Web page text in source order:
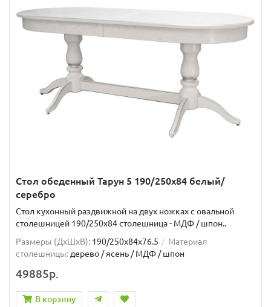
Стол обеденный Тарун 5 190/250х84 белый/
серебро
Стол кухонный раздвижной на двух ножках с овальной
столешницей 190/250х84 столешница - МДФ / шпон..
Размеры (ДхШxВ): 190/250х84х76.5
Материал
столешницы: дерево / ясень / МДФ / шпон
49885р.
В корзину